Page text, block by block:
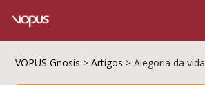
VOPUS Gnosis >Artigos >Alegoria da vida